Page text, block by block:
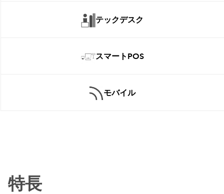
テックデスク
スマートPOS
モバイル
特長